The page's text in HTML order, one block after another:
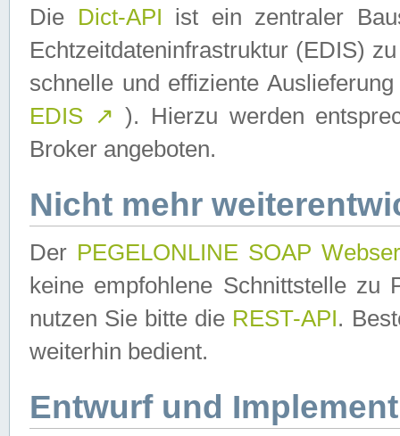
Die Dict-API ist ein zentraler
Echtzeitdateninfrastruktur (EDIS)
schnelle und effiziente
EDIS ↗ ). Hierzu werden
Broker angeboten.
Nicht mehr
Der PEGELONLINE SOAP
keine empfohlene Schnittstelle zu
nutzen Sie bitte die REST-API.
weiterhin bedient.
Entwurf und